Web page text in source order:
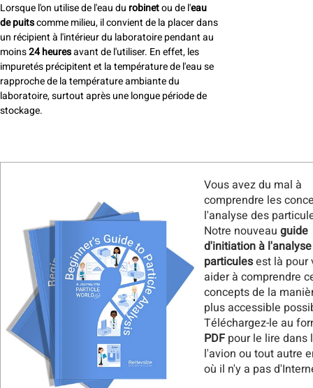
Lorsque l'on utilise de l'eau du robinetou de l'eau
de puitscomme milieu, il convient de la placer dans
un récipient à l'intérieur du laboratoire pendant au
moins24 heuresavant de l'utiliser. En effet, les
impuretés précipitent et la température de l'eau se
rapproche de la température ambiante du
laboratoire, surtout après une longue période de
stockage.
Vous avez du mal à
comprendre les
l'analyse des
Notre nouveau guide
d'initiation à
particulesest là pour
aider à comprendre
concepts de la
plus accessible
Téléchargez-le au
PDF pour le lire dans
l'avion ou tout autre
où il n'y a pas